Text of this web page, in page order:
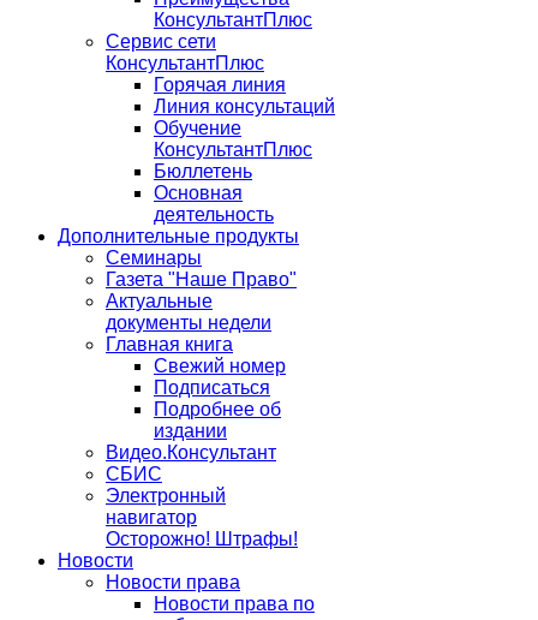
КонсультантПлюс
Сервис сети
КонсультантПлюс
Горячая линия
Линия консультаций
Обучение
КонсультантПлюс
Бюллетень
Основная
деятельность
Дополнительные продукты
Семинары
Газета "Наше Право"
Актуальные
документы недели
Главная книга
Свежий номер
Подписаться
Подробнее об
издании
Видео.Консультант
СБИС
Электронный
навигатор
Осторожно! Штрафы!
Новости
Новости права
Новости права по